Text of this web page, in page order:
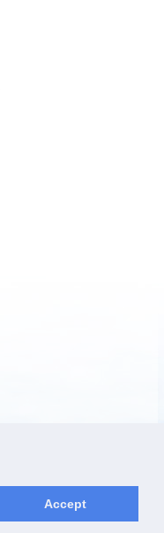
Accept